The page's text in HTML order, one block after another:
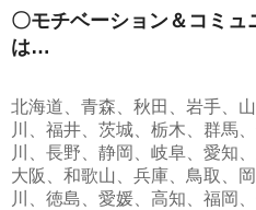
〇モチベーション＆コミュ
は…
北海道、青森、秋田、岩手、
川、福井、茨城、栃木、群馬
川、長野、静岡、岐阜、愛知
大阪、和歌山、兵庫、鳥取、
川、徳島、愛媛、高知、福岡